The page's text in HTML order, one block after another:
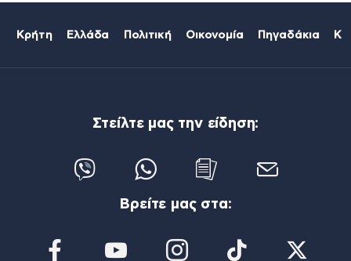
Κρήτη Ελλάδα Πολιτική Οικονομία Πηγαδάκια
Στείλτε μας την είδηση:
Βρείτε μας στα: